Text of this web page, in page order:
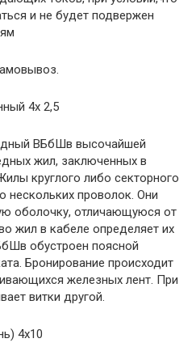
и не будет подвержен
4x 2,5
ВБбШв высочайшей
жил, заключенных в
круглого либо секторного
нескольких проволок. Они
оболочку, отличающуюся от
жил в кабеле определяет их
обустроен поясной
Бронирование происходит
железных лент. При
витки другой.
4х10